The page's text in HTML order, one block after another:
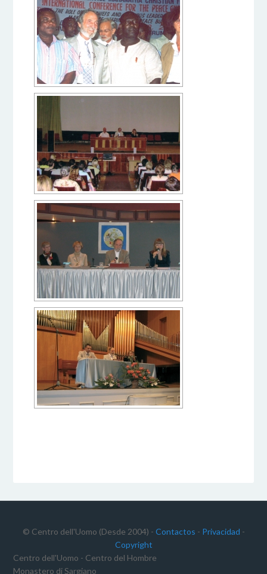
© Centro dell'Uomo (Desde 2004) - Contactos - Privacidad -
Copyright
Centro dell'Uomo - Centro del Hombre
Monastero di Sargiano